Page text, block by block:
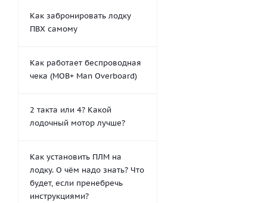
Как забронировать лодку
ПВХ самому
Как работает беспроводная
чека (MOB+ Man Overboard)
2 такта или 4? Какой
лодочный мотор лучше?
Как установить ПЛМ на
лодку. О чём надо знать? Что
будет, если пренебречь
инструкциями?